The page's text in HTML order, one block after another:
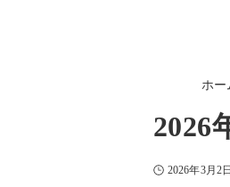
ホー
2026
2026年3月2日